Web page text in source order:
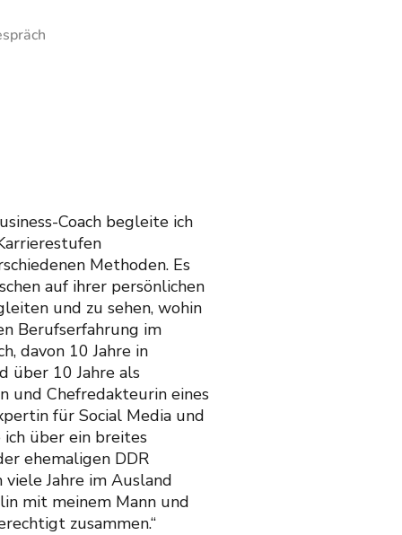
Coach begleite ich
Methoden. Es
auf ihrer persönlichen
und zu sehen, wohin
Berufserfahrung im
davon 10 Jahre in
über 10 Jahre als
und Chefredakteurin eines
für Social Media und
über ein breites
ehemaligen DDR
Jahre im Ausland
mit meinem Mann und
zusammen.“